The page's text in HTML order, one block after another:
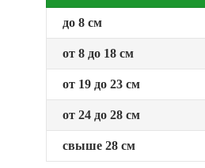
до 8 см
от 8 до 18 см
от 19 до 23 см
от 24 до 28 см
свыше 28 см